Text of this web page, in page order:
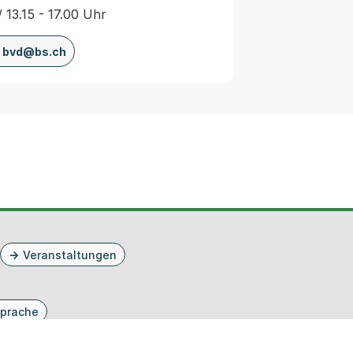
- 17.00 Uhr
bvd@bs.ch
Veranstaltungen